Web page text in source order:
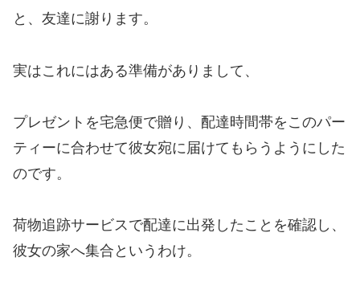
と、友達に謝ります。
実はこれにはある準備がありまして、
プレゼントを宅急便で贈り、配達時間帯をこのパー
ティーに合わせて彼女宛に届けてもらうようにした
のです。
荷物追跡サービスで配達に出発したことを確認し、
彼女の家へ集合というわけ。